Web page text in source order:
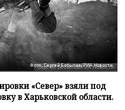
Фото: Сергей Бобылев/РИА Новости
«Север» взяли под
в Харьковской области.